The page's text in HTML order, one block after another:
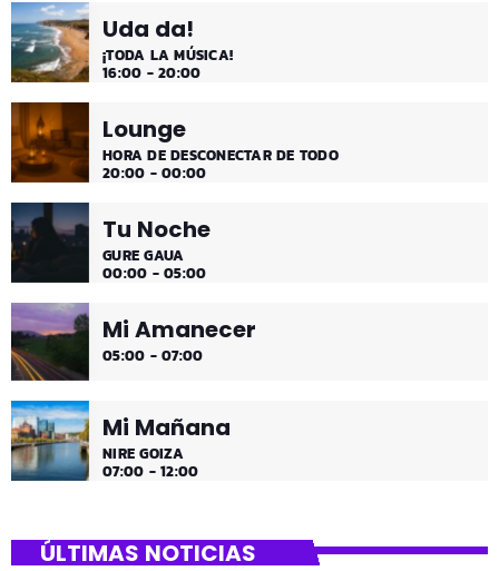
comienzo de tarde de los fines de semana, de 2 a 4.
¡Disfruta!
Uda da!
¡TODA LA MÚSICA!
16:00 - 20:00
Lounge
HORA DE DESCONECTAR DE TODO
20:00 - 00:00
Tu Noche
GURE GAUA
00:00 - 05:00
Mi Amanecer
05:00 - 07:00
Mi Mañana
NIRE GOIZA
07:00 - 12:00
ÚLTIMAS NOTICIAS